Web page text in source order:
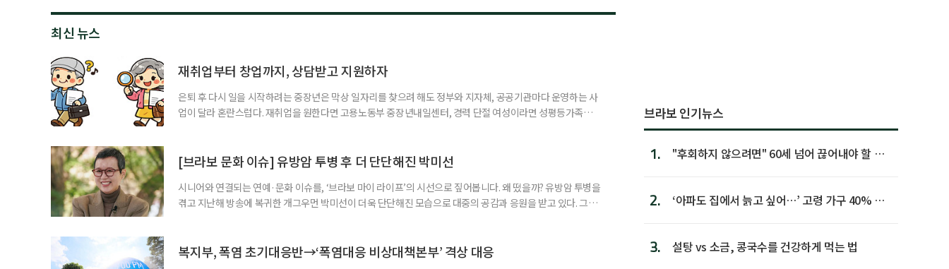
최신 뉴스
재취업부터 창업까지, 상담받고 지원하자
은퇴 후 다시 일을 시작하려는 중장년은 막상 일자리를 찾으려 해도 정부와 지자체, 공공기관마다 운영하는 사
업이 달라 혼란스럽다. 재취업을 원한다면 고용노동부 중장년내일센터, 경력 단절 여성이라면 성평등가족부
준비부터 구직 수당까지 고용노동부 국민취업지원제도 구직활동이 쉽지 않은 사람을 위한 제도다. 개인별 취
업 지원 계획을 세
[브라보 문화 이슈] 유방암 투병 후 더 단단해진 박미선
시니어와 연결되는 연예·문화 이슈를, ‘브라보 마이 라이프’의 시선으로 짚어봅니다. 왜 떴을까? 유방암 투병을
겪고 지난해 방송에 복귀한 개그우먼 박미선이 더욱 단단해진 모습으로 대중의 공감과 응원을 받고 있다. 그러
까. 오랜 방송 생활 뒤 전해진 투병 소식 박미선은 재치 있는 말솜씨와 공감 능력으로
복지부, 폭염 초기대응반→‘폭염대응 비상대책본부’ 격상 대응
브라보 인기뉴스
1.
"후회하지 않으려면" 60세 넘어 끊어내야 할 사
2.
‘아파도 집에서 늙고 싶어…’ 고령 가구 40% 노
3. 설탕 vs 소금, 콩국수를 건강하게 먹는 법